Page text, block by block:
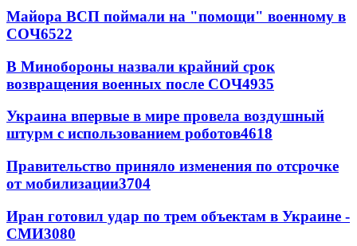
Майора ВСП поймали на "помощи" военному в
СОЧ6522
В Минобороны назвали крайний срок
возвращения военных после СОЧ4935
Украина впервые в мире провела воздушный
штурм с использованием роботов4618
Правительство приняло изменения по отсрочке
от мобилизации3704
Иран готовил удар по трем объектам в Украине -
СМИ3080